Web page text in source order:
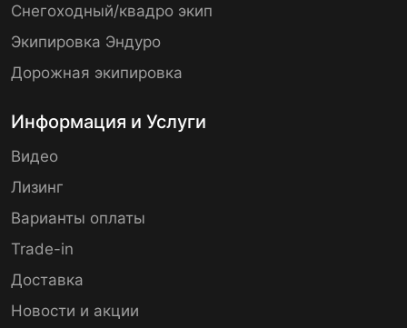
Снегоходный/квадро экип
Экипировка Эндуро
Дорожная экипировка
Информация и Услуги
Видео
Лизинг
Варианты оплаты
Trade-in
Доставка
Новости и акции